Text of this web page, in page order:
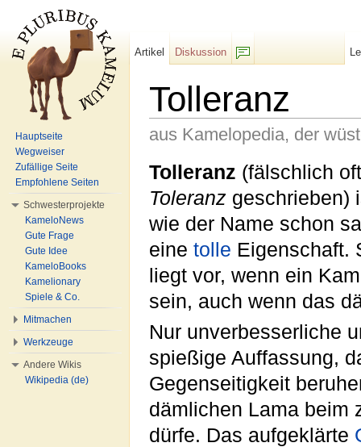
Tolleranz
aus Kamelopedia, der
Tolleranz (fälschlich oft
Toleranz geschrieben)
wie der Name schon
eine tolle Eigenschaft.
liegt vor, wenn ein
sein, auch wenn das
Nur unverbesserliche
spießige Auffassung,
Gegenseitigkeit
dämlichen Lama beim
dürfe. Das aufgeklärte
Artikel
Diskussion
Hauptseite
Wegweiser
Zufällige Seite
Empfohlene Seiten
Schwesterprojekte
KameloNews
Gute Frage
Gute Idee
KameloBooks
Kamelionary
Spiele & Co.
Mitmachen
Werkzeuge
Andere Wikis
Wikipedia (de)